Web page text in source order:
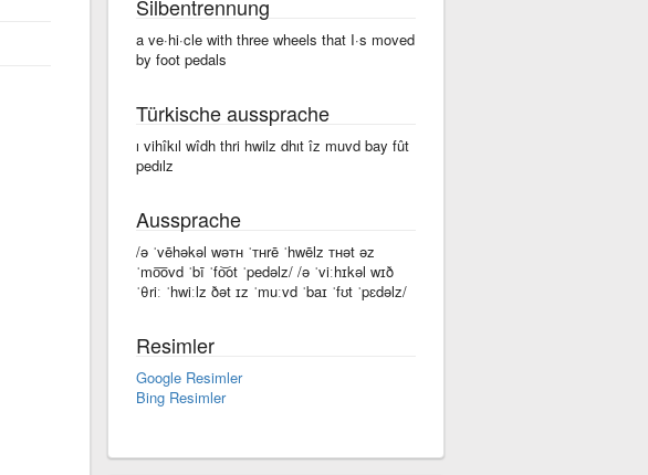
Silbentrennung
a ve·hi·cle with three wheels that I·s moved
by foot pedals
Türkische aussprache
ı vihîkıl wîdh thri hwilz dhıt îz muvd bay fût
pedılz
Aussprache
/ə ˈvēhəkəl wəᴛʜ ˈᴛʜrē ˈhwēlz ᴛʜət əz
ˈmo͞ovd ˈbī ˈfo͝ot ˈpedəlz/ /ə ˈviːhɪkəl wɪð
ˈθriː ˈhwiːlz ðət ɪz ˈmuːvd ˈbaɪ ˈfʊt ˈpɛdəlz/
Resimler
Google Resimler
Bing Resimler